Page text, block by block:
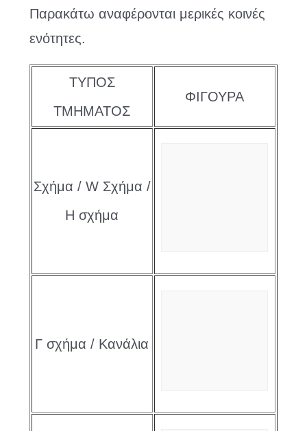
Παρακάτω αναφέρονται μερικές κοινές
ενότητες.
ΤΥΠΟΣ
ΤΜΗΜΑΤΟΣ
ΦΙΓΟΥΡΑ
Σχήμα / W Σχήμα /
H σχήμα
Γ σχήμα / Κανάλια